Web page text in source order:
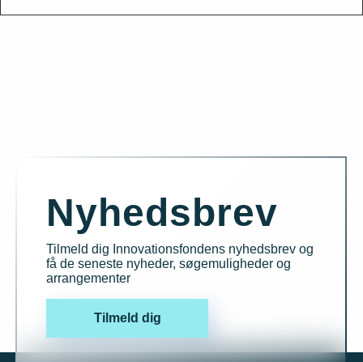
Nyhedsbrev
Tilmeld dig Innovationsfondens nyhedsbrev og
få de seneste nyheder, søgemuligheder og
arrangementer
Tilmeld dig